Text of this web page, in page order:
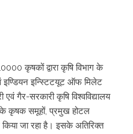
कृषकों द्वारा कृषि विभाग के
इण्डियन इन्स्टिटयूट ऑफ मिलेट
गैर-सरकारी कृषि विश्वविद्यालय
के कृषक समूहों, प्रमुख होटल
किया जा रहा है। इसके अतिरिक्त